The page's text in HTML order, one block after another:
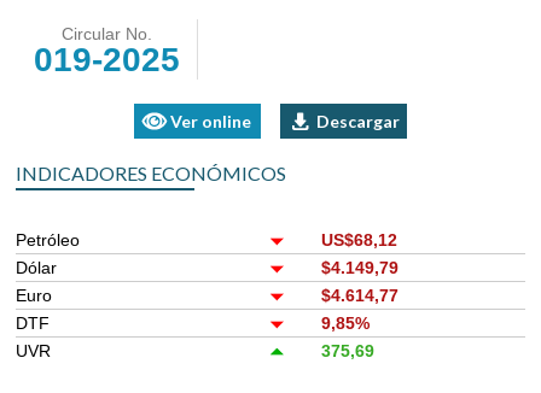
Circular No.
019-2025
Ver online Descargar
INDICADORES ECONÓMICOS
Petróleo
US$68,12
Dólar
$4.149,79
Euro
$4.614,77
DTF
9,85%
UVR
375,69